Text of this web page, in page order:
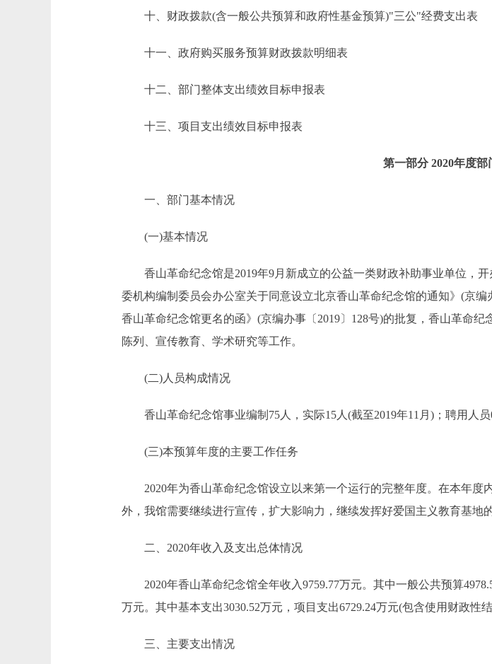
十、财政拨款(含一般公共预算和政府性基金预算)"三公"经费支出表
十一、政府购买服务预算财政拨款明细表
十二、部门整体支出绩效目标申报表
十三、项目支出绩效目标申报表
第一部分 2020年度部
一、部门基本情况
(一)基本情况
香山革命纪念馆是2019年9月新成立的公益一类财政补助事业单位，开
委机构编制委员会办公室关于同意设立北京香山革命纪念馆的通知》(京
香山革命纪念馆更名的函》(京编办事〔2019〕128号)的批复，香山革命
陈列、宣传教育、学术研究等工作。
(二)人员构成情况
香山革命纪念馆事业编制75人，实际15人(截至2019年11月)；聘用人员
(三)本预算年度的主要工作任务
2020年为香山革命纪念馆设立以来第一个运行的完整年度。在本年度
外，我馆需要继续进行宣传，扩大影响力，继续发挥好爱国主义教育基地的
二、2020年收入及支出总体情况
2020年香山革命纪念馆全年收入9759.77万元。其中一般公共预算
万元。其中基本支出3030.52万元，项目支出6729.24万元(包含使用财政性结
三、主要支出情况